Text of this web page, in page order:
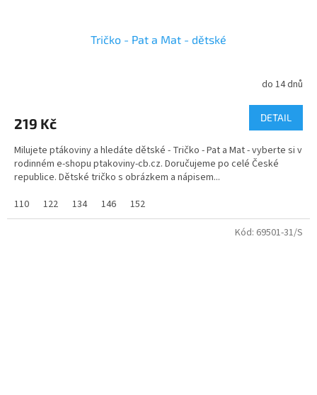
Tričko - Pat a Mat - dětské
do 14 dnů
219 Kč DETAIL
Milujete ptákoviny a hledáte dětské - Tričko - Pat a Mat - vyberte si v
rodinném e-shopu ptakoviny-cb.cz. Doručujeme po celé České
republice. Dětské tričko s obrázkem a nápisem...
110
122 134 146 152
Kód: 69501-31/S